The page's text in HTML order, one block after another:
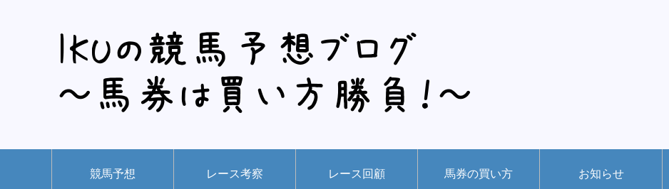
競馬予想 レース考察 レース回顧 馬券の買い方 お知らせ